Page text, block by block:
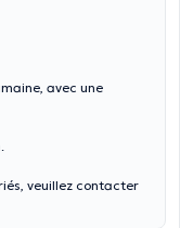
avec une
veuillez contacter